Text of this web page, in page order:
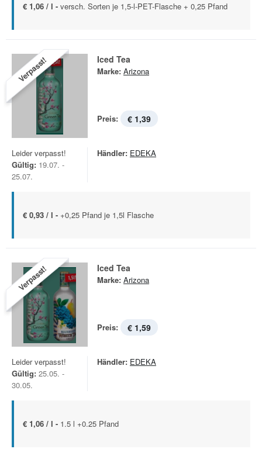
€ 1,06 / l - versch. Sorten je 1,5-l-PET-Flasche + 0,25 Pfand
Verpasst! Iced Tea
Marke: Arizona
Preis: € 1,39
Leider verpasst!
Gültig: 19.07. -
25.07.
Händler: EDEKA
€ 0,93 / l - +0,25 Pfand je 1,5l Flasche
Verpasst! Iced Tea
Marke: Arizona
Preis: € 1,59
Leider verpasst!
Gültig: 25.05. -
30.05.
Händler: EDEKA
€ 1,06 / l - 1.5 l +0.25 Pfand